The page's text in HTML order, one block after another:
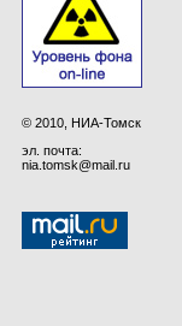
© 2010, НИА-Томск
эл. почта:
nia.tomsk@mail.ru